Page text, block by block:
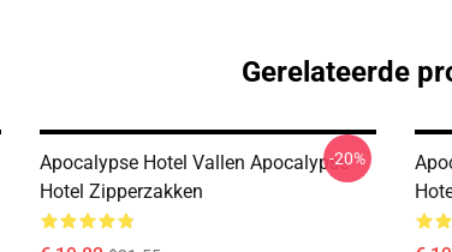
Gerelateerde
Apocalypse Hotel Vallen Apocalypse
Hotel Zipperzakken
-20%